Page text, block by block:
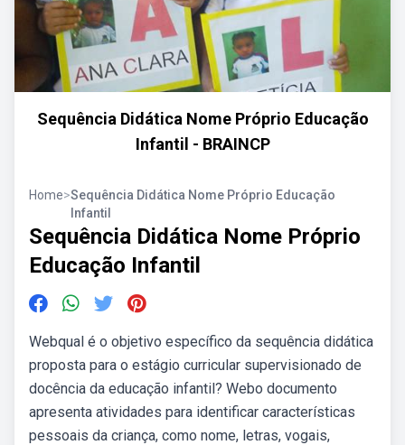
Sequência Didática Nome Próprio Educação
Infantil - BRAINCP
Home>Sequência Didática Nome Próprio Educação
Infantil
Sequência Didática Nome Próprio
Educação Infantil
Webqual é o objetivo específico da sequência didática
proposta para o estágio curricular supervisionado de
docência da educação infantil? Webo documento
apresenta atividades para identificar características
pessoais da criança, como nome, letras, vogais,